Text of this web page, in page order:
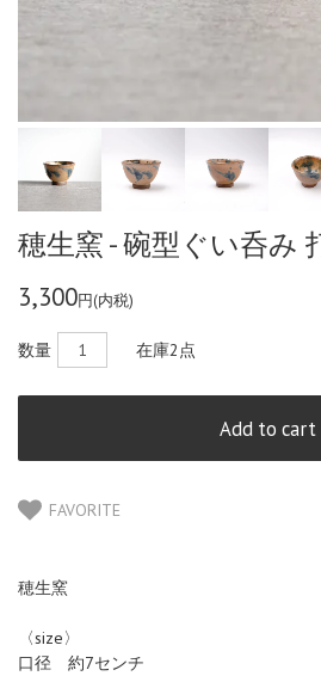
穂生窯 - 碗型ぐい呑み
3,300円(内税)
数量 在庫2点
FAVORITE
穂生窯
〈size〉
口径 約7センチ